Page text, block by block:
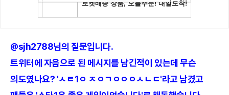
@sjh2788님의 질문입니다.
트위터에 자음으로 된 메시지를 남긴적이 있는데 무슨
의도였나요? 'ㅅㅌ1ㅇ ㅈㅇㄱㅇㅇㅇㅅㄴㄷ'라고 남겼고